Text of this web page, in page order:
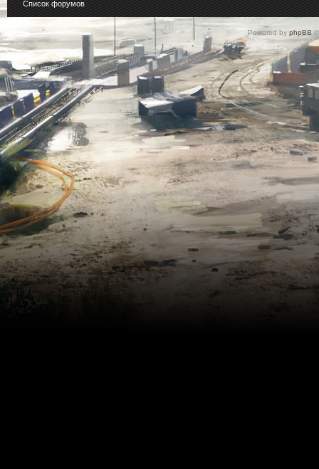
Список форумов
Powered by phpBB©